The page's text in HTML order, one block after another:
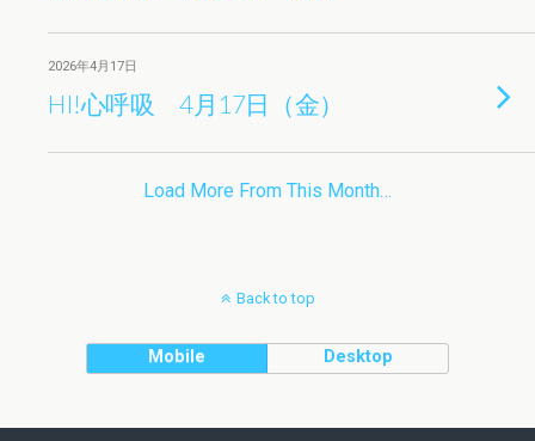
2026年4月17日
HI!心呼吸 4月17日（金）
Load More From This Month…
Back to top
Mobile Desktop